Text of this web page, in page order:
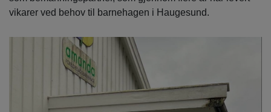
vikarer ved behov til barnehagen i Haugesund.